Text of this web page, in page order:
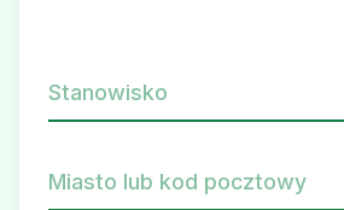
Stanowisko
Miasto lub kod pocztowy